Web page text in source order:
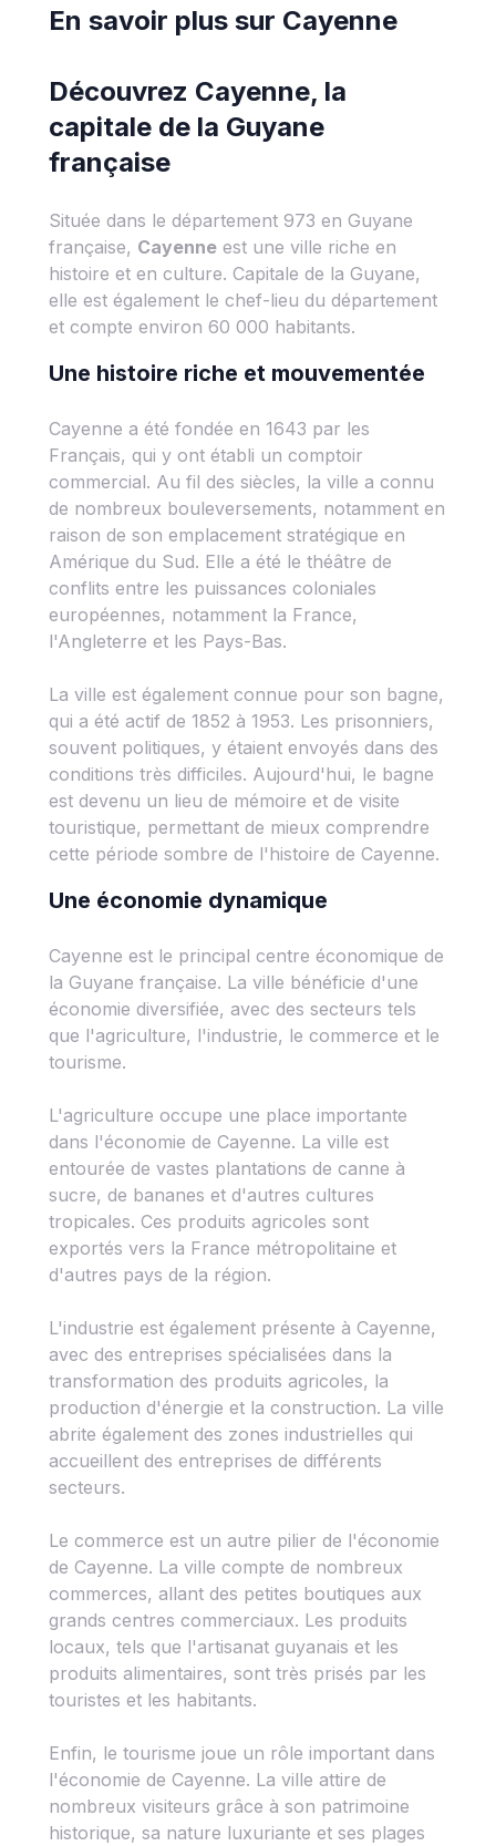
En savoir plus sur Cayenne
Découvrez Cayenne, la
capitale de la Guyane
française
Située dans le département 973 en Guyane
française, Cayenne est une ville riche en
histoire et en culture. Capitale de la Guyane,
elle est également le chef-lieu du département
et compte environ 60 000 habitants.
Une histoire riche et mouvementée
Cayenne a été fondée en 1643 par les
Français, qui y ont établi un comptoir
commercial. Au fil des siècles, la ville a connu
de nombreux bouleversements, notamment en
raison de son emplacement stratégique en
Amérique du Sud. Elle a été le théâtre de
conflits entre les puissances coloniales
européennes, notamment la France,
l'Angleterre et les Pays-Bas.
La ville est également connue pour son bagne,
qui a été actif de 1852 à 1953. Les prisonniers,
souvent politiques, y étaient envoyés dans des
conditions très difficiles. Aujourd'hui, le bagne
est devenu un lieu de mémoire et de visite
touristique, permettant de mieux comprendre
cette période sombre de l'histoire de Cayenne.
Une économie dynamique
Cayenne est le principal centre économique de
la Guyane française. La ville bénéficie d'une
économie diversifiée, avec des secteurs tels
que l'agriculture, l'industrie, le commerce et le
tourisme.
L'agriculture occupe une place importante
dans l'économie de Cayenne. La ville est
entourée de vastes plantations de canne à
sucre, de bananes et d'autres cultures
tropicales. Ces produits agricoles sont
exportés vers la France métropolitaine et
d'autres pays de la région.
L'industrie est également présente à Cayenne,
avec des entreprises spécialisées dans la
transformation des produits agricoles, la
production d'énergie et la construction. La ville
abrite également des zones industrielles qui
accueillent des entreprises de différents
secteurs.
Le commerce est un autre pilier de l'économie
de Cayenne. La ville compte de nombreux
commerces, allant des petites boutiques aux
grands centres commerciaux. Les produits
locaux, tels que l'artisanat guyanais et les
produits alimentaires, sont très prisés par les
touristes et les habitants.
Enfin, le tourisme joue un rôle important dans
l'économie de Cayenne. La ville attire de
nombreux visiteurs grâce à son patrimoine
historique, sa nature luxuriante et ses plages